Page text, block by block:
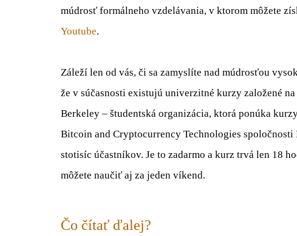
múdrosť formálneho vzdelávania, v ktorom môžete
Youtube.
Záleží len od vás, či sa zamyslíte nad múdrosťou
že v súčasnosti existujú univerzitné kurzy založené na
Berkeley – študentská organizácia, ktorá ponúka
Bitcoin and Cryptocurrency Technologies
stotisíc účastníkov. Je to zadarmo a kurz trvá len 18
môžete naučiť aj za jeden víkend.
Čo čítať ďalej?